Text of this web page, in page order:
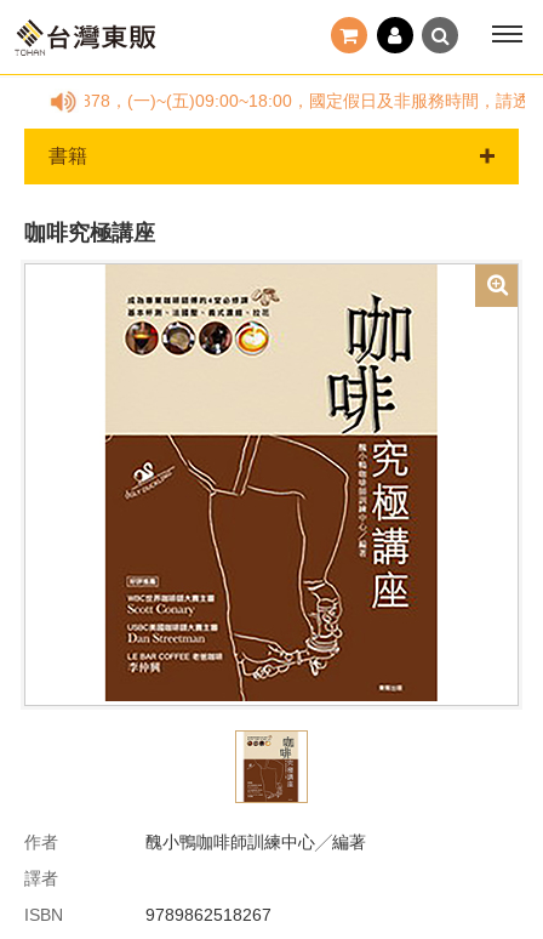
，(一)~(五)09:00~18:00，國定假日及非服務時間，請透過
書籍
咖啡究極講座
作者
醜小鴨咖啡師訓練中心╱編著
譯者
ISBN
9789862518267